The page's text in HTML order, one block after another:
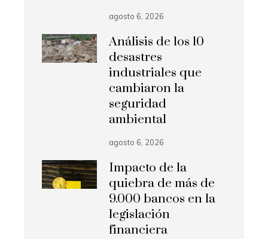
agosto 6, 2026
Análisis de los 10
desastres
industriales que
cambiaron la
seguridad
ambiental
agosto 6, 2026
Impacto de la
quiebra de más de
9.000 bancos en la
legislación
financiera